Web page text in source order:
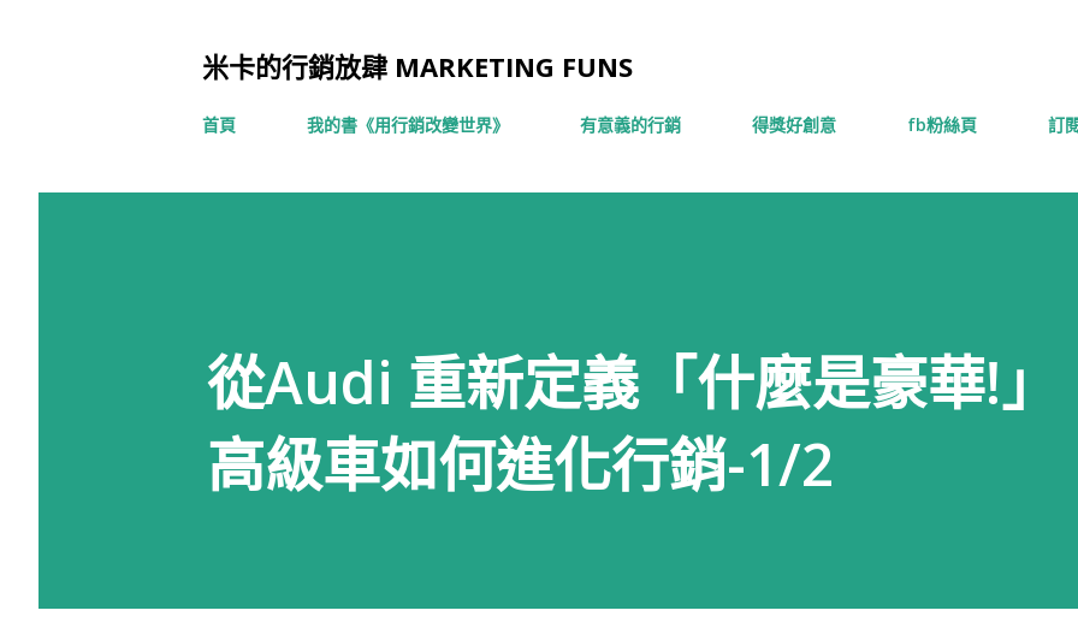
米卡的行銷放肆 MARKETING FUNS
首頁 我的書《用行銷改變世界》 有意義的行銷 得獎好創意 fb粉絲頁 訂
從Audi 重新定義「什麼是豪華!」
高級車如何進化行銷-1/2